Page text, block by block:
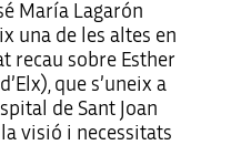
María Lagarón
una de les altes en
recau sobre Esther
que s’uneix a
de Sant Joan
visió i necessitats